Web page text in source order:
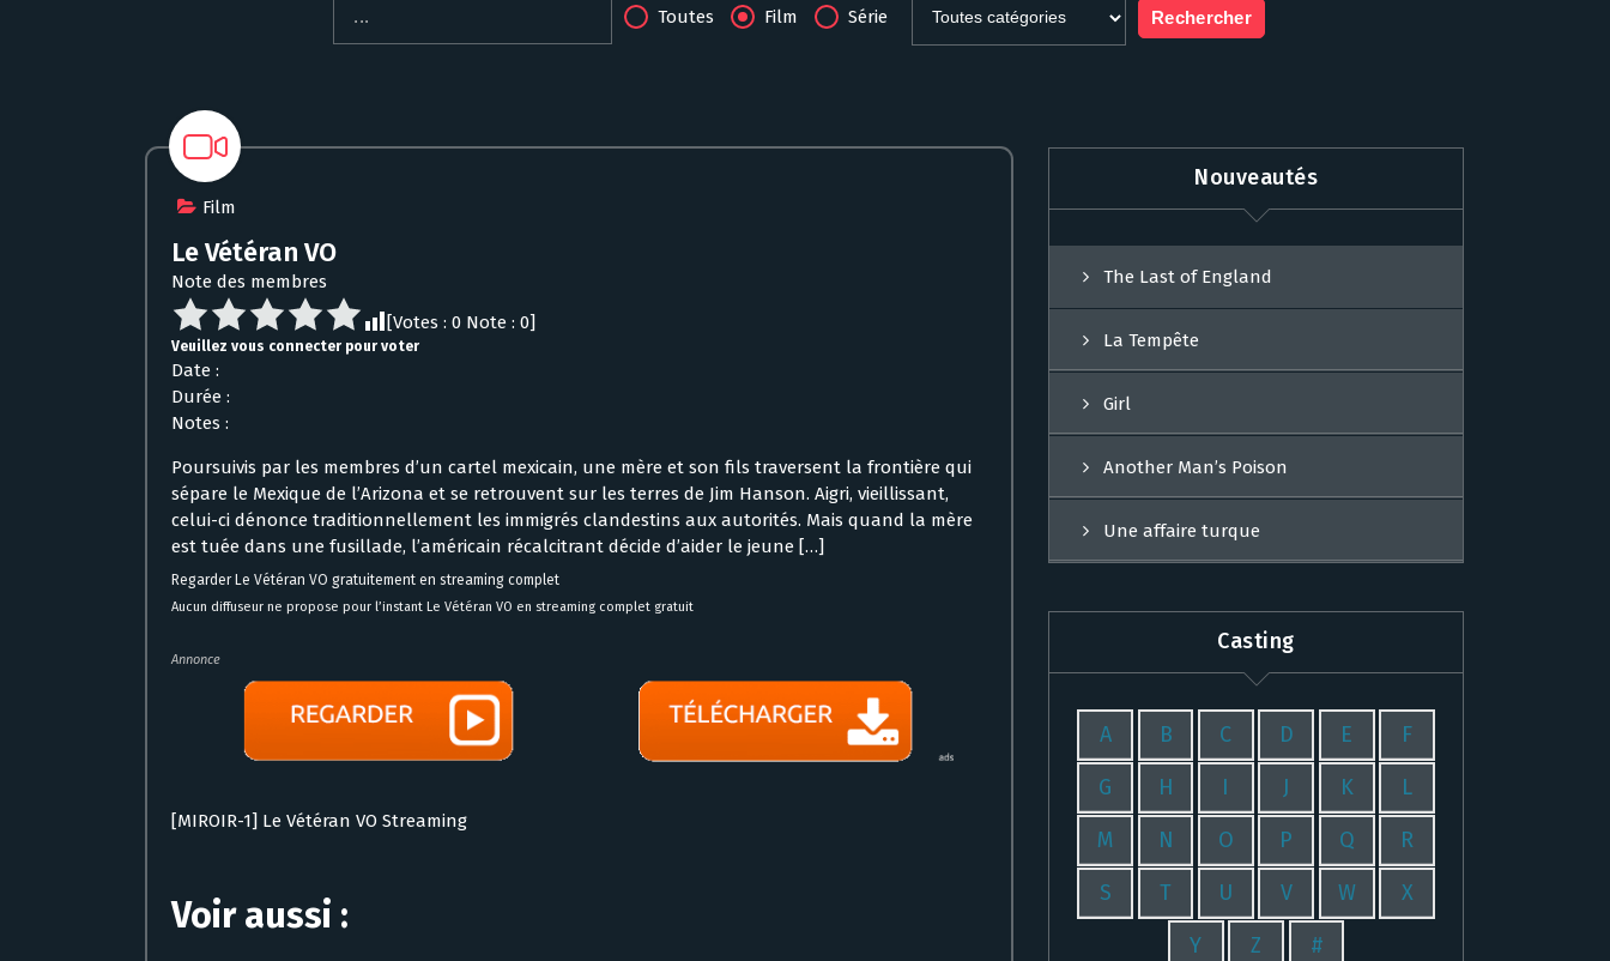
Toutes Film Série
Film
Le Vétéran VO
Note des membres
[Votes : 0 Note : 0]
Veuillez vous connecter pour voter
Date :
Durée :
Notes :
Poursuivis par les membres d’un cartel mexicain, une mère et son fils traversent la frontière qui
sépare le Mexique de l’Arizona et se retrouvent sur les terres de Jim Hanson. Aigri, vieillissant,
celui-ci dénonce traditionnellement les immigrés clandestins aux autorités. Mais quand la mère
est tuée dans une fusillade, l’américain récalcitrant décide d’aider le jeune […]
Regarder Le Vétéran VO gratuitement en streaming complet
Aucun diffuseur ne propose pour l’instant Le Vétéran VO en streaming complet gratuit
Annonce
[MIROIR-1] Le Vétéran VO Streaming
Voir aussi :
Nouveautés
The Last of England
La Tempête
Girl
Another Man’s Poison
Une affaire turque
Casting
A B C D E F
G H I J K L
M N O P Q R
S T U V W X
Y Z #